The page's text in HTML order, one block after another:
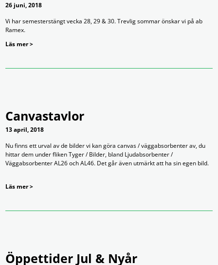
26 juni, 2018
Vi har semesterstängt vecka 28, 29 & 30. Trevlig sommar önskar vi på ab
Ramex.
Läs mer >
Canvastavlor
13 april, 2018
Nu finns ett urval av de bilder vi kan göra canvas / väggabsorbenter av, du
hittar dem under fliken Tyger / Bilder, bland Ljudabsorbenter /
Väggabsorbenter AL26 och AL46. Det går även utmärkt att ha sin egen bild.
Läs mer >
Öppettider Jul & Nyår